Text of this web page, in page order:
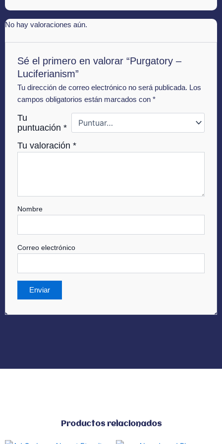
No hay valoraciones aún.
Sé el primero en valorar “Purgatory –
Luciferianism”
Tu dirección de correo electrónico no será publicada. Los
campos obligatorios están marcados con*
Tu
puntuación*
Tu valoración*
Nombre
Correo electrónico
Productos relacionados